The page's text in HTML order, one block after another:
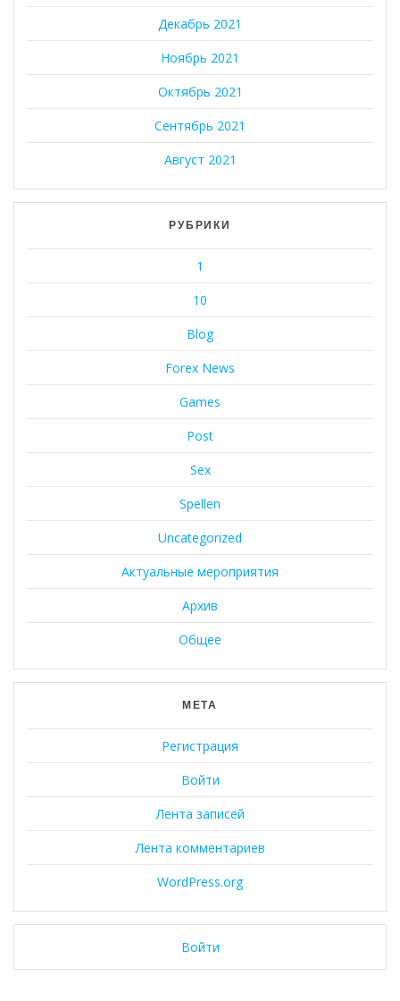
Декабрь 2021
Ноябрь 2021
Октябрь 2021
Сентябрь 2021
Август 2021
РУБРИКИ
1
10
Blog
Forex News
Games
Post
Sex
Spellen
Uncategorized
Актуальные мероприятия
Архив
Общее
МЕТА
Регистрация
Войти
Лента записей
Лента комментариев
WordPress.org
Войти